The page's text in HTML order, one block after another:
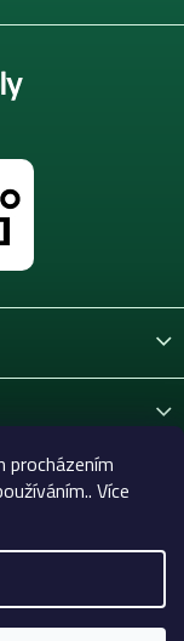
procházením
Více
do tatuaży i